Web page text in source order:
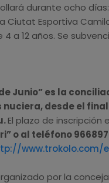
durante ocho
Ciutat Esportiva
a 12 años. Se
Junio” es la
desde el
El plazo de inscripción
o al teléfono
www.trokolo.com/
por la